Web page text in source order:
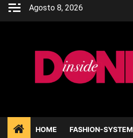
Skip
Agosto 8, 2026
HOME FASHION-SYSTEM